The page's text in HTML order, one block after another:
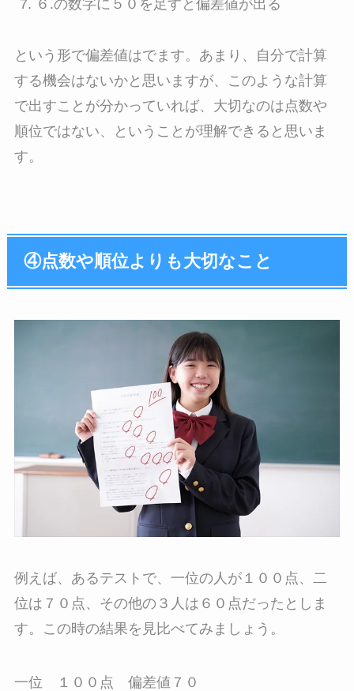
６.の数字に５０を足すと偏差値が出る
という形で偏差値はでます。あまり、自分で計算
する機会はないかと思いますが、このような計算
で出すことが分かっていれば、大切なのは点数や
順位ではない、ということが理解できると思いま
す。
④点数や順位よりも大切なこと
例えば、あるテストで、一位の人が１００点、二
位は７０点、その他の３人は６０点だったとしま
す。この時の結果を見比べてみましょう。
一位 １００点 偏差値７０